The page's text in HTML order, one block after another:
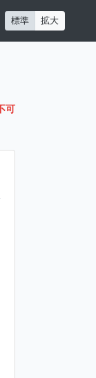
標準 拡大
可